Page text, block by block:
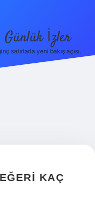
Günlük İzler
satırlarla yeni bakış açısı.
KAÇ